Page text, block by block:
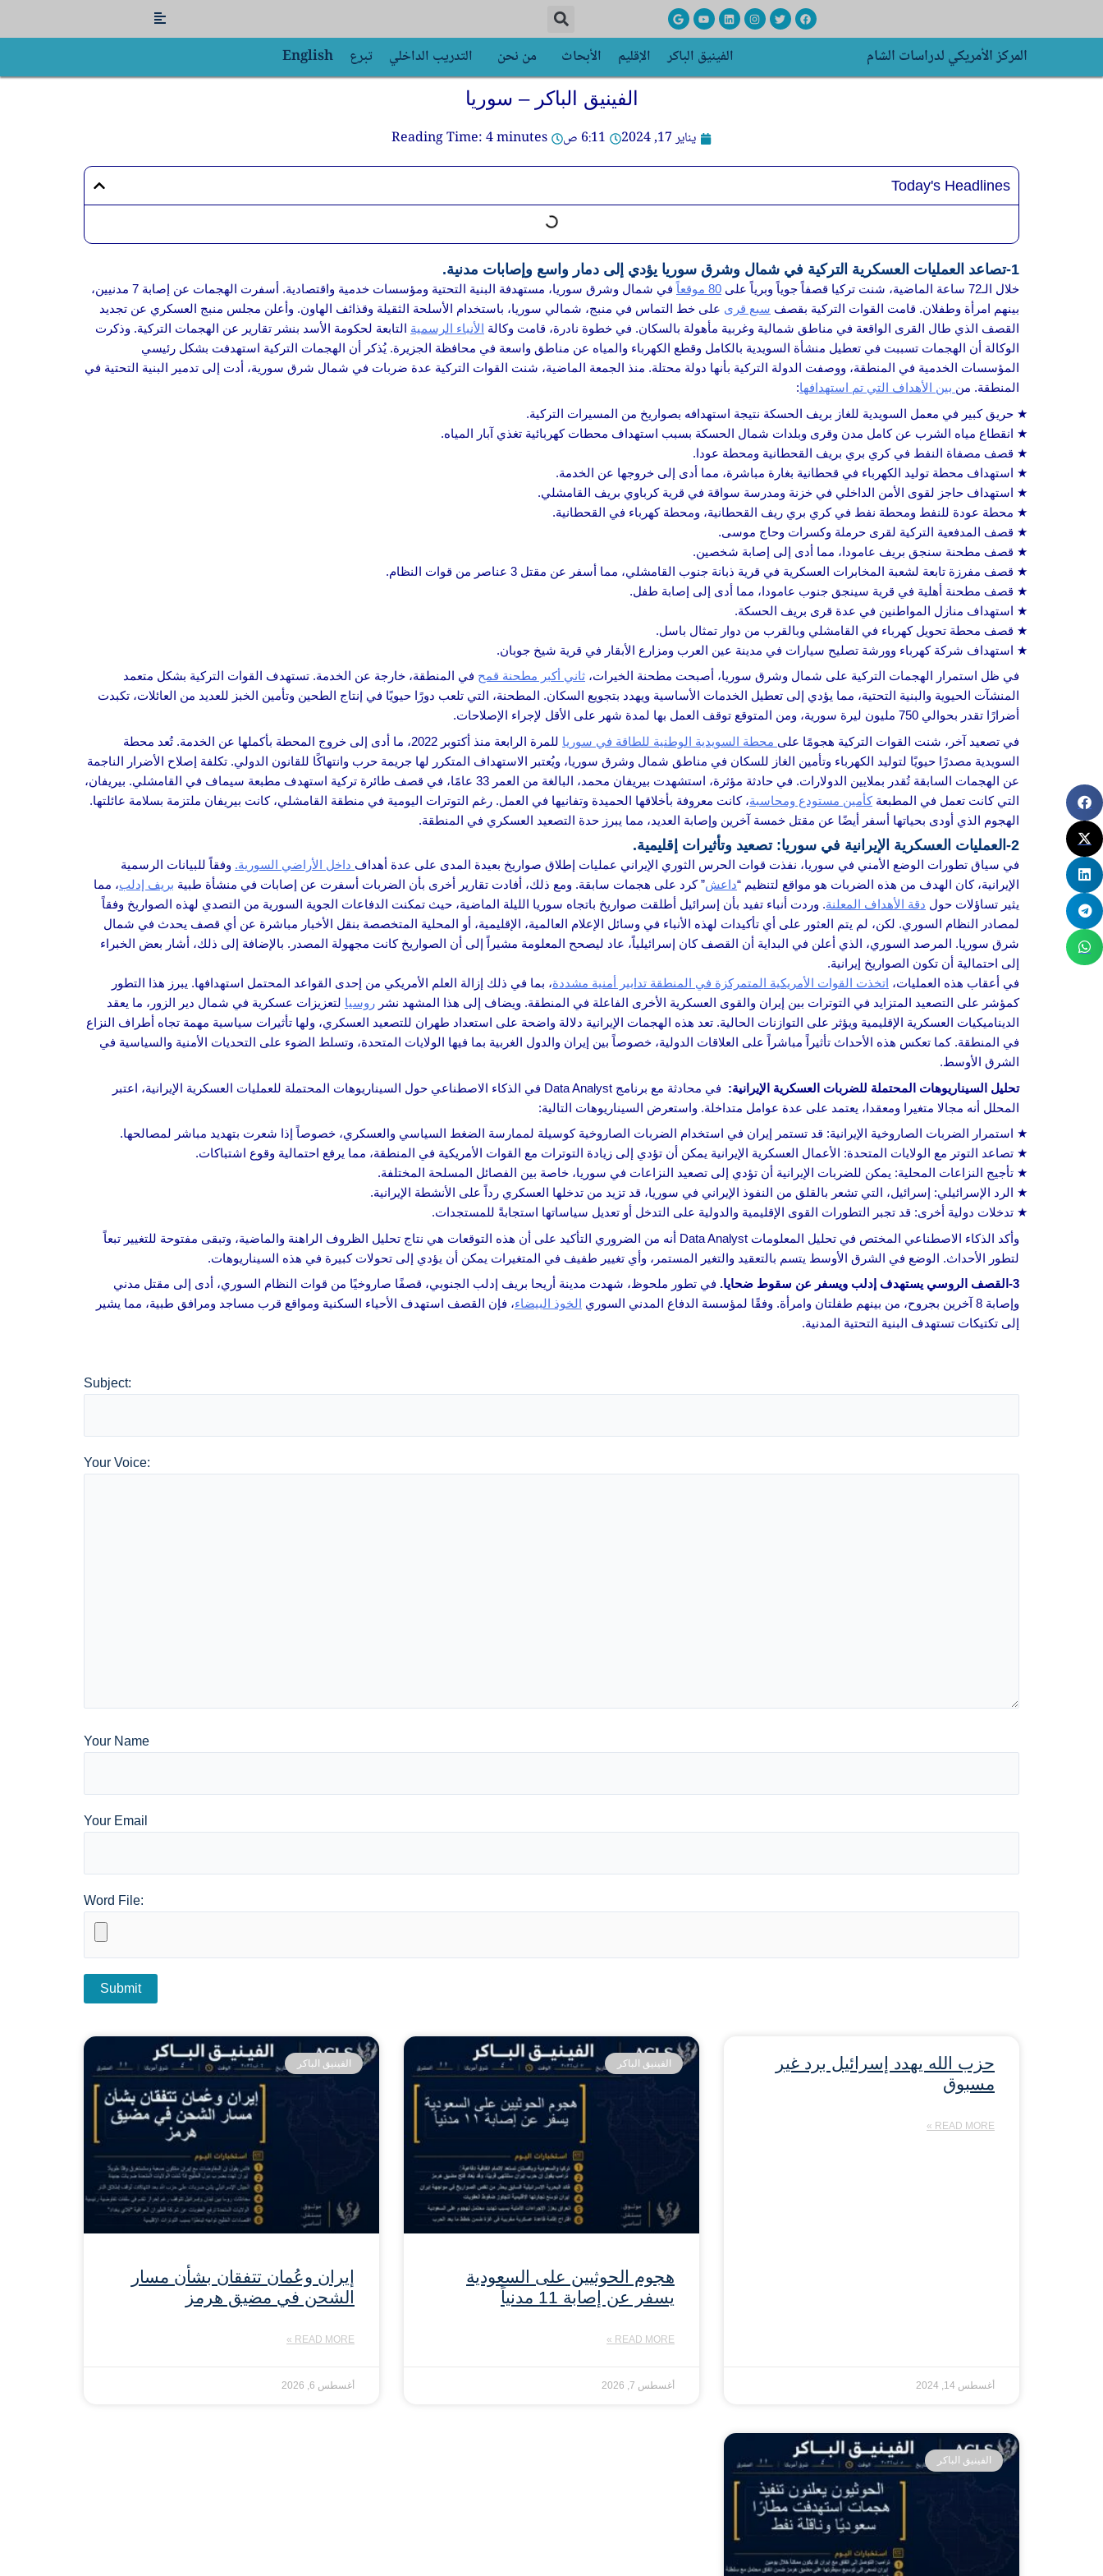
F
a
o
T
w
r
I
n
r
L
i
e
i
Y
o
u
b
e
G
o
l
Flyout
Menu
المركز الأمريكي لدراسات الشام الفينيق الباكر الإقليم الأبحاث من نحن التدريب الداخلي تبرع English
الفينيق الباكر – سوريا
يناير 17, 2024
6:11 ص Reading Time:4minutes
Today's Headlines
1-تصاعد العمليات العسكرية التركية في شمال وشرق سوريا يؤدي إلى دمار واسع وإصابات مدنية.
خلال الـ72 ساعة الماضية، شنت تركيا قصفاً جوياً وبرياً على 80 موقعاً
في شمال وشرق سوريا، مستهدفة البنية التحتية ومؤسسات خدمية واقتصادية. أسفرت الهجمات عن إصابة 7 مدنيين،
بينهم امرأة وطفلان. قامت القوات التركية بقصف سبع قرى على خط التماس في منبج، شمالي سوريا، باستخدام الأسلحة الثقيلة وقذائف الهاون. وأعلن مجلس منبج العسكري عن تجديد
القصف الذي طال القرى الواقعة في مناطق شمالية وغربية مأهولة بالسكان. في خطوة نادرة، قامت وكالة الأنباء الرسمية التابعة لحكومة الأسد بنشر تقارير عن الهجمات التركية. وذكرت
الوكالة أن الهجمات تسببت في تعطيل منشأة السويدية بالكامل وقطع الكهرباء والمياه عن مناطق واسعة في محافظة الجزيرة. يُذكر أن الهجمات التركية استهدفت بشكل رئيسي
المؤسسات الخدمية في المنطقة، ووصفت الدولة التركية بأنها دولة محتلة. منذ الجمعة الماضية، شنت القوات التركية عدة ضربات في شمال شرق سورية، أدت إلى تدمير البنية التحتية في
المنطقة. من بين الأهداف التي تم استهدافها:
حريق كبير في معمل السويدية للغاز بريف الحسكة نتيجة استهدافه بصواريخ من المسيرات التركية.
انقطاع مياه الشرب عن كامل مدن وقرى وبلدات شمال الحسكة بسبب استهداف محطات كهربائية تغذي آبار المياه.
قصف مصفاة النفط في كري بري بريف القحطانية ومحطة عودا.
استهداف محطة توليد الكهرباء في قحطانية بغارة مباشرة، مما أدى إلى خروجها عن الخدمة.
استهداف حاجز لقوى الأمن الداخلي في خزنة ومدرسة سواقة في قرية كرباوي بريف القامشلي.
محطة عودة للنفط ومحطة نفط في كري بري ريف القحطانية، ومحطة كهرباء في القحطانية.
قصف المدفعية التركية لقرى حرملة وكسرات وحاج موسى.
قصف مطحنة سنجق بريف عامودا، مما أدى إلى إصابة شخصين.
قصف مفرزة تابعة لشعبة المخابرات العسكرية في قرية ذبانة جنوب القامشلي، مما أسفر عن مقتل 3 عناصر من قوات النظام.
قصف مطحنة أهلية في قرية سينجق جنوب عامودا، مما أدى إلى إصابة طفل.
استهداف منازل المواطنين في عدة قرى بريف الحسكة.
قصف محطة تحويل كهرباء في القامشلي وبالقرب من دوار تمثال باسل.
استهداف شركة كهرباء وورشة تصليح سيارات في مدينة عين العرب ومزارع الأبقار في قرية شيخ جوبان.
في ظل استمرار الهجمات التركية على شمال وشرق سوريا، أصبحت مطحنة الخيرات، ثاني أكبر مطحنة قمح في المنطقة، خارجة عن الخدمة. تستهدف القوات التركية بشكل متعمد
المنشآت الحيوية والبنية التحتية، مما يؤدي إلى تعطيل الخدمات الأساسية ويهدد بتجويع السكان. المطحنة، التي تلعب دورًا حيويًا في إنتاج الطحين وتأمين الخبز للعديد من العائلات، تكبدت
أضرارًا تقدر بحوالي 750 مليون ليرة سورية، ومن المتوقع توقف العمل بها لمدة شهر على الأقل لإجراء الإصلاحات.
في تصعيد آخر، شنت القوات التركية هجومًا على محطة السويدية الوطنية للطاقة في سوريا
للمرة الرابعة منذ أكتوبر 2022، ما أدى إلى خروج المحطة بأكملها عن الخدمة. تُعد محطة
السويدية مصدرًا حيويًا لتوليد الكهرباء وتأمين الغاز للسكان في مناطق شمال وشرق سوريا، ويُعتبر الاستهداف المتكرر لها جريمة حرب وانتهاكًا للقانون الدولي. تكلفة إصلاح الأضرار الناجمة
عن الهجمات السابقة تُقدر بملايين الدولارات. في حادثة مؤثرة، استشهدت بيريفان محمد، البالغة من العمر 33 عامًا، في قصف طائرة تركية استهدف مطبعة سيماف في القامشلي. بيريفان،
التي كانت تعمل في المطبعةكأمين مستودع ومحاسبة، كانت معروفة بأخلاقها الحميدة وتفانيها في العمل. رغم التوترات اليومية في منطقة القامشلي، كانت بيريفان ملتزمة بسلامة عائلتها.
الهجوم الذي أودى بحياتها أسفر أيضًا عن مقتل خمسة آخرين وإصابة العديد، مما يبرز حدة التصعيد العسكري في المنطقة.
2-العمليات العسكرية الإيرانية في سوريا: تصعيد وتأثيرات إقليمية.
في سياق تطورات الوضع الأمني في سوريا، نفذت قوات الحرس الثوري الإيراني عمليات إطلاق صواريخ بعيدة المدى على عدة أهداف داخل الأراضي السورية. وفقاً للبيانات الرسمية
الإيرانية، كان الهدف من هذه الضربات هو مواقع لتنظيم “داعش” كرد على هجمات سابقة. ومع ذلك، أفادت تقارير أخرى بأن الضربات أسفرت عن إصابات في منشأة طبية بريف إدلب، مما
يثير تساؤلات حول دقة الأهداف المعلنة. وردت أنباء تفيد بأن إسرائيل أطلقت صواريخ باتجاه سوريا الليلة الماضية، حيث تمكنت الدفاعات الجوية السورية من التصدي لهذه الصواريخ وفقاً
لمصادر النظام السوري. لكن، لم يتم العثور على أي تأكيدات لهذه الأنباء في وسائل الإعلام العالمية، الإقليمية، أو المحلية المتخصصة بنقل الأخبار مباشرة عن أي قصف يحدث في شمال
شرق سوريا. المرصد السوري، الذي أعلن في البداية أن القصف كان إسرائيلياً، عاد ليصحح المعلومة مشيراً إلى أن الصواريخ كانت مجهولة المصدر. بالإضافة إلى ذلك، أشار بعض الخبراء
إلى احتمالية أن تكون الصواريخ إيرانية.
في أعقاب هذه العمليات، اتخذت القوات الأمريكية المتمركزة في المنطقة تدابير أمنية مشددة، بما في ذلك إزالة العلم الأمريكي من إحدى القواعد المحتمل استهدافها. يبرز هذا التطور
كمؤشر على التصعيد المتزايد في التوترات بين إيران والقوى العسكرية الأخرى الفاعلة في المنطقة. ويضاف إلى هذا المشهد نشر روسيا لتعزيزات عسكرية في شمال دير الزور، ما يعقد
الديناميكيات العسكرية الإقليمية ويؤثر على التوازنات الحالية. تعد هذه الهجمات الإيرانية دلالة واضحة على استعداد طهران للتصعيد العسكري، ولها تأثيرات سياسية مهمة تجاه أطراف النزاع
في المنطقة. كما تعكس هذه الأحداث تأثيراً مباشراً على العلاقات الدولية، خصوصاً بين إيران والدول الغربية بما فيها الولايات المتحدة، وتسلط الضوء على التحديات الأمنية والسياسية في
الشرق الأوسط.
تحليل السيناريوهات المحتملة للضربات العسكرية الإيرانية:
في محادثة مع برنامج Data Analyst في الذكاء الاصطناعي حول السيناريوهات المحتملة للعمليات العسكرية الإيرانية، اعتبر
المحلل أنه مجالا متغيرا ومعقدا، يعتمد على عدة عوامل متداخلة. واستعرض السيناريوهات التالية:
استمرار الضربات الصاروخية الإيرانية: قد تستمر إيران في استخدام الضربات الصاروخية كوسيلة لممارسة الضغط السياسي والعسكري، خصوصاً إذا شعرت بتهديد مباشر لمصالحها.
تصاعد التوتر مع الولايات المتحدة: الأعمال العسكرية الإيرانية يمكن أن تؤدي إلى زيادة التوترات مع القوات الأمريكية في المنطقة، مما يرفع احتمالية وقوع اشتباكات.
تأجيج النزاعات المحلية: يمكن للضربات الإيرانية أن تؤدي إلى تصعيد النزاعات في سوريا، خاصة بين الفصائل المسلحة المختلفة.
الرد الإسرائيلي: إسرائيل، التي تشعر بالقلق من النفوذ الإيراني في سوريا، قد تزيد من تدخلها العسكري رداً على الأنشطة الإيرانية.
تدخلات دولية أخرى: قد تجبر التطورات القوى الإقليمية والدولية على التدخل أو تعديل سياساتها استجابةً للمستجدات.
وأكد الذكاء الاصطناعي المختص في تحليل المعلومات Data Analyst أنه من الضروري التأكيد على أن هذه التوقعات هي نتاج تحليل الظروف الراهنة والماضية، وتبقى مفتوحة للتغيير تبعاً
لتطور الأحداث. الوضع في الشرق الأوسط يتسم بالتعقيد والتغير المستمر، وأي تغيير طفيف في المتغيرات يمكن أن يؤدي إلى تحولات كبيرة في هذه السيناريوهات.
3-القصف الروسي يستهدف إدلب ويسفر عن سقوط ضحايا.
في تطور ملحوظ، شهدت مدينة أريحا بريف إدلب الجنوبي، قصفًا صاروخيًا من قوات النظام السوري، أدى إلى مقتل مدني
وإصابة 8 آخرين بجروح، من بينهم طفلتان وامرأة. وفقًا لمؤسسة الدفاع المدني السوري
الخوذ البيضاء، فإن القصف استهدف الأحياء السكنية ومواقع قرب مساجد ومرافق طبية، مما يشير
إلى تكتيكات تستهدف البنية التحتية المدنية.
Subject:
Your Voice:
Your Name
Your Email
Word File:
حزب الله يهدد إسرائيل برد غير
مسبوق
READ MORE »
أغسطس 14, 2024
الفينيق الباكر
هجوم الحوثيين على السعودية
يسفر عن إصابة 11 مدنياً
READ MORE »
أغسطس 7, 2026
الفينيق الباكر
إيران وعُمان تتفقان بشأن مسار
الشحن في مضيق هرمز
READ MORE »
أغسطس 6, 2026
الفينيق الباكر